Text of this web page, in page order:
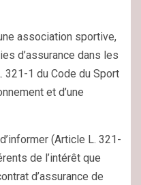
association sportive,
d’assurance dans les
321-1 du Code du Sport
et d’une
(Article L. 321-
de l’intérêt que
d’assurance de